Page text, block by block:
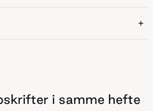
i samme hefte